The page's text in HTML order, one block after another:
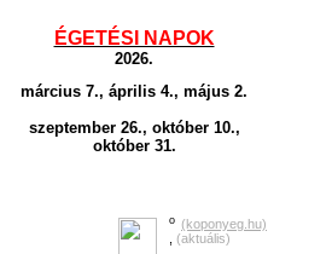
ÉGETÉSI NAPOK
2026.
március 7., április 4., május 2.
szeptember 26., október 10.,
október 31.
o (koponyeg.hu)
(aktuális)